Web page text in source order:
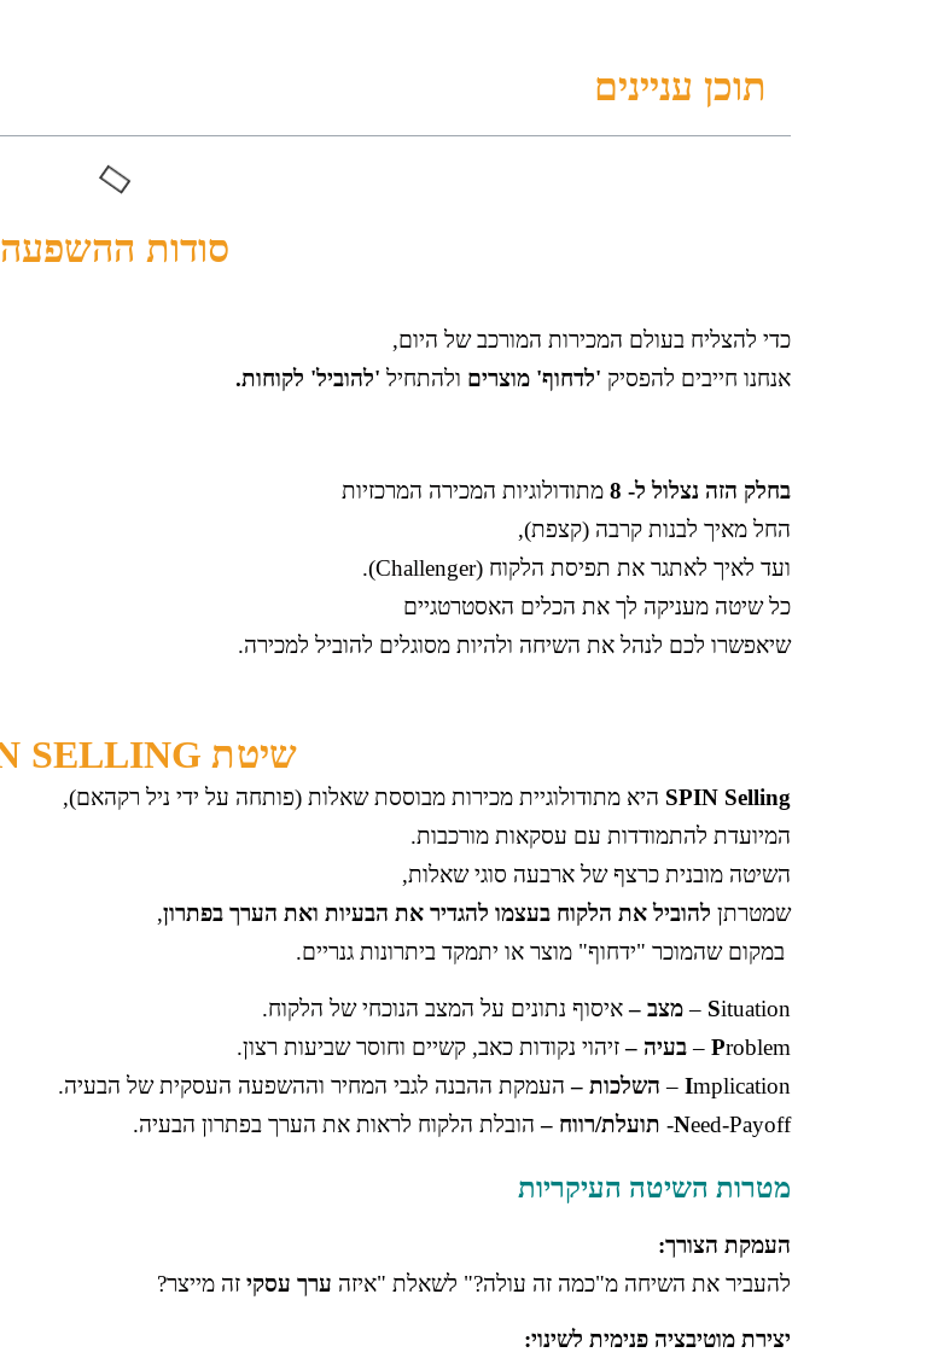
תוכן עניינים
סודות ההשפעה
כדי להצליח בעולם המכירות המורכב של היום,
אנחנו חייבים להפסיק 'לדחוף' מוצרים ולהתחיל 'להוביל' לקוחות.
בחלק הזה נצלול ל- 8
מתודולוגיות המכירה המרכזיות
החל מאיך לבנות קרבה (קצפת),
ועד לאיך לאתגר את תפיסת הלקוח (Challenger).
כל שיטה מעניקה לך את הכלים האסטרטגיים
שיאפשרו לכם לנהל את השיחה ולהיות מסוגלים להוביל למכירה.
שיטת SPIN SELLING
SPIN Selling היא מתודולוגיית מכירות מבוססת שאלות (פותחה על ידי ניל רקהאם),
המיועדת להתמודדות עם עסקאות מורכבות.
השיטה מובנית כרצף של ארבעה סוגי שאלות,
שמטרתן להוביל את הלקוח בעצמו להגדיר את הבעיות ואת הערך בפתרון,
במקום שהמוכר "ידחוף" מוצר או יתמקד ביתרונות גנריים.
Situation – מצב –איסוף נתונים על המצב הנוכחי של הלקוח.
Problem – בעיה –זיהוי נקודות כאב, קשיים וחוסר שביעות רצון.
Implication – השלכות – העמקת ההבנה לגבי המחיר וההשפעה העסקית של הבעיה.
Need-Payoff- תועלת/רווח – הובלת הלקוח לראות את הערך בפתרון הבעיה.
מטרות השיטה העיקריות
העמקת הצורך:
להעביר את השיחה מ"כמה זה עולה?" לשאלת "איזה ערך עסקי זה מייצר?
יצירת מוטיבציה פנימית לשינוי: